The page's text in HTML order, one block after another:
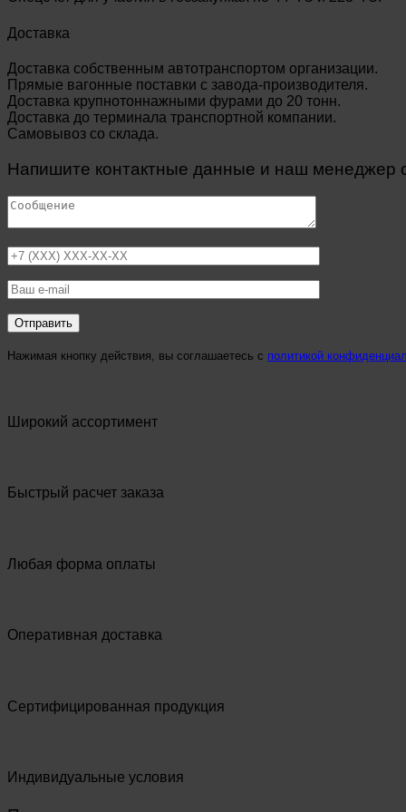
Доставка
Доставка собственным автотранспортом организации.
Прямые вагонные поставки с завода-производителя.
Доставка крупнотоннажными фурами до 20 тонн.
Доставка до терминала транспортной компании.
Самовывоз со склада.
Напишите контактные данные и наш менеджер
Нажимая кнопку действия, вы соглашаетесь с политикой
Широкий ассортимент
Быстрый расчет заказа
Любая форма оплаты
Оперативная доставка
Сертифицированная продукция
Индивидуальные условия